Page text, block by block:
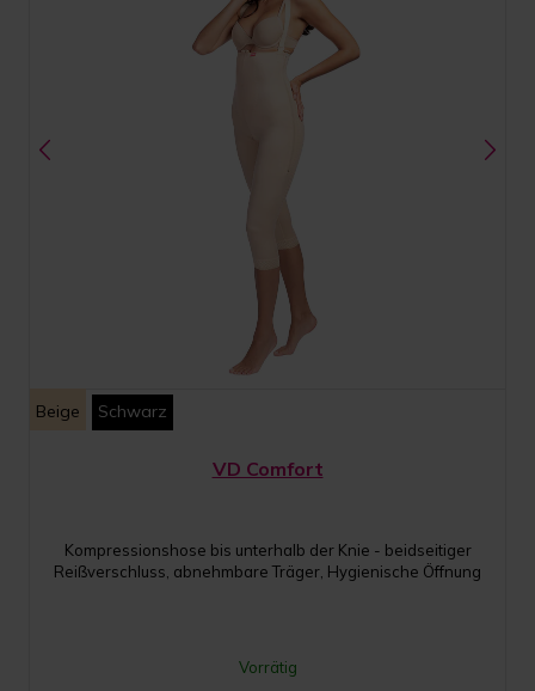
Beige Schwarz
VD Comfort
Kompressionshose bis unterhalb der Knie - beidseitiger
Reißverschluss, abnehmbare Träger, Hygienische Öffnung
Vorrätig